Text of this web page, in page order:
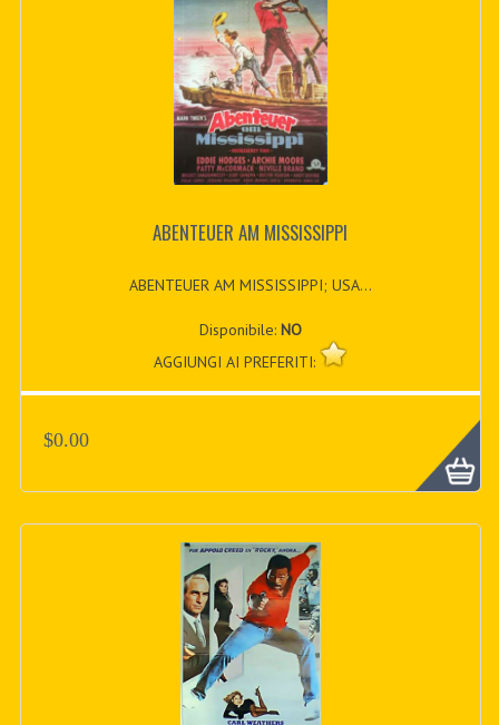
ABENTEUER AM MISSISSIPPI
ABENTEUER AM MISSISSIPPI; USA...
Disponibile: NO
AGGIUNGI AI PREFERITI:
$0.00